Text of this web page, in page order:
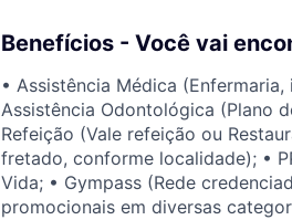
Benefícios - Você vai
• Assistência Médica
Assistência Odontológica (Plano
Refeição (Vale refeição ou
fretado, conforme localidade); •
Vida; • Gympass (Rede
promocionais em diversas